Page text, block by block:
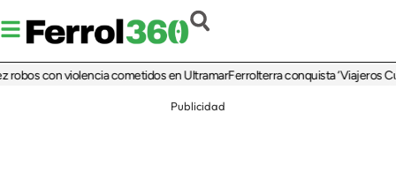
con violencia cometidos en UltramarFerrolterra conquista ‘Viajeros
Publicidad